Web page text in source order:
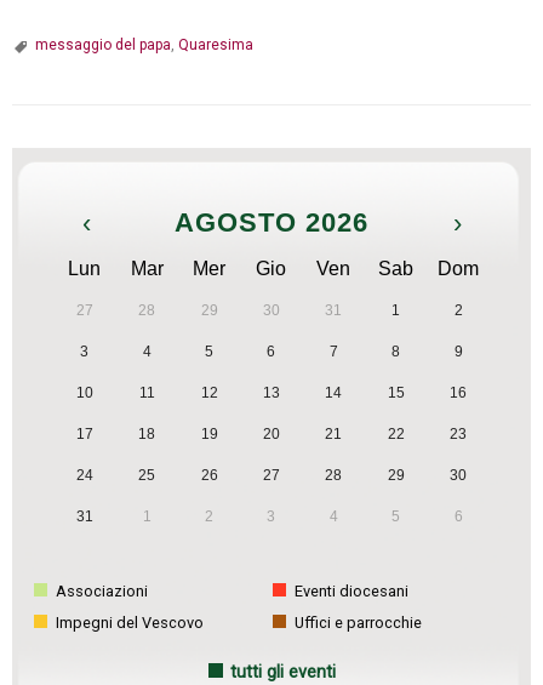
messaggio del papa, Quaresima
‹ AGOSTO 2026 ›
Lun Mar Mer Gio Ven Sab Dom
27 28 29 30 31 1 2
3 4 5 6 7 8 9
10 11 12 13 14 15 16
17 18 19 20 21 22 23
24 25 26 27 28 29 30
31 1 2 3 4 5 6
Associazioni
Eventi diocesani
Impegni del Vescovo
Uffici e parrocchie
tutti gli eventi